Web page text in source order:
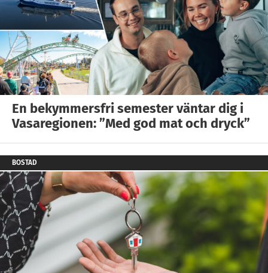
En bekymmersfri semester väntar dig i
Vasaregionen: ”Med god mat och dryck”
BOSTAD